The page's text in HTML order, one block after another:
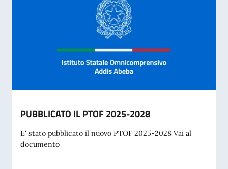
PUBBLICATO IL PTOF 2025-2028
E' stato pubblicato il nuovo PTOF 2025-2028 Vai al
documento